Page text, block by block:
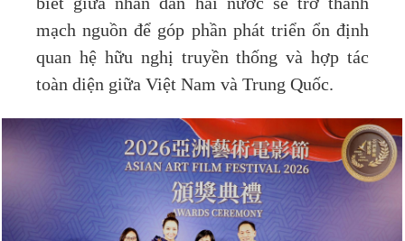
mạch nguồn để góp phần phát triển ổn định
quan hệ hữu nghị truyền thống và hợp tác
toàn diện giữa Việt Nam và Trung Quốc.